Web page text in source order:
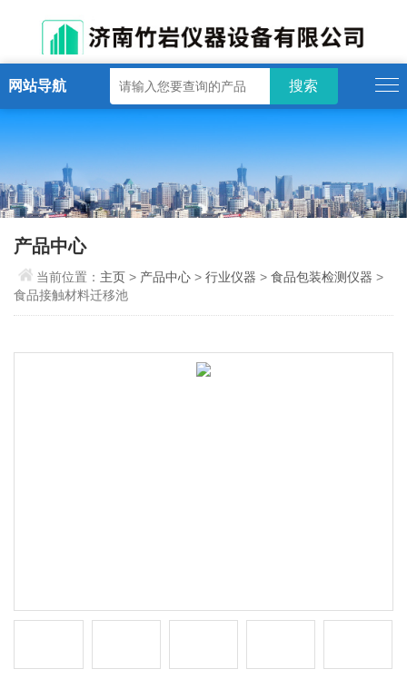
网站导航
产品中心
当前位置： 主页> 产品中心 >行业仪器 >食品包装检测仪器 >
食品接触材料迁移池